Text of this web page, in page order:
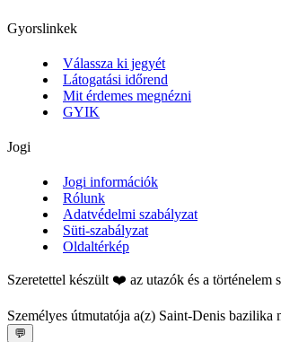
Gyorslinkek
Válassza ki jegyét
Látogatási időrend
Mit érdemes megnézni
GYIK
Jogi
Jogi információk
Rólunk
Adatvédelmi szabályzat
Süti-szabályzat
Oldaltérkép
Szeretettel készült ❤️ az utazók és a történelem
Személyes útmutatója a(z) Saint‑Denis
💬